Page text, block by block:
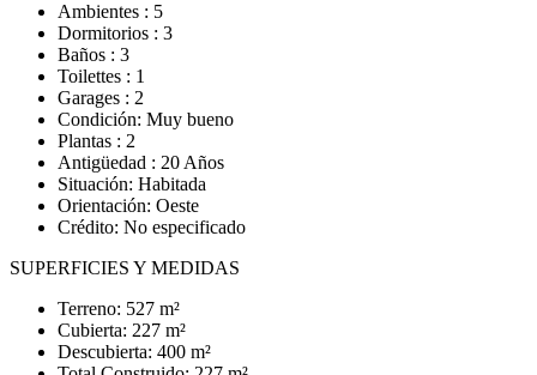
Ambientes : 5
Dormitorios : 3
Baños : 3
Toilettes : 1
Garages : 2
Condición: Muy bueno
Plantas : 2
Antigüedad : 20 Años
Situación: Habitada
Orientación: Oeste
Crédito: No especificado
SUPERFICIES Y MEDIDAS
Terreno: 527 m²
Cubierta: 227 m²
Descubierta: 400 m²